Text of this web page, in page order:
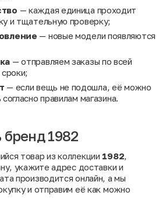
— каждая единица проходит
и тщательную проверку;
— новые модели появляются
— отправляем заказы по всей
— если вещь не подошла, её можно
правилам магазина.
бренд 1982
товар из коллекции 1982
укажите адрес доставки и
производится онлайн, а мы
и отправим её как можно